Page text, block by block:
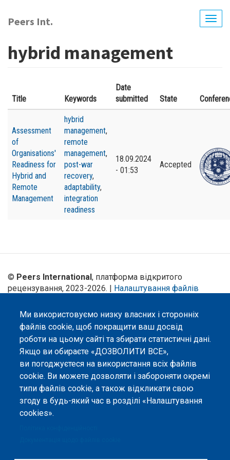
до
основного
Peers Int.
hybrid management
Title Keywords
Date
submitted
State
Assessment
of
Organisations'
Readiness for
Hybrid and
Remote
Management
hybrid
management,
remote
management,
post-war
recovery,
adaptability,
integration
readiness
18.09.2024
- 01:53
Accepted
Ми використовуємо низку власних і сторонніх
файлів cookie, щоб покращити ваш досвід
роботи на цьому сайті та збирати статистичні дані.
Якщо ви обираєте «ДОЗВОЛИТИ ВСЕ»,
ви погоджуєтеся на використання всіх файлів
cookie. Ви можете дозволяти і забороняти окремі
типи файлів cookie, а також відкликати свою
згоду в будь-який час в розділі «Налаштування
cookies».
© Peers International, платформа відкритого
рецензування, 2023-2026. | Налаштування файлів
Вміст сайту опубліковано на умовах ліцензії «Із
Зазначенням Авторства 4.0 Міжнародна», якщо не
вказано інше.
Онлайн-платформа відкритого
рецензування Peers International
була розроблена та підтримується
за сприяння Програми Європейського Союзу Erasmus+ у межах проєкту
OPTIMA (618940-EPP-1-2020-1-UA-EPPKA2-CBHE-JP). Підтримка
Єврокомісією створення цього вебсайту не означає схвалення його
змісту, який відображає виключно погляди авторів. Єврокомісія не